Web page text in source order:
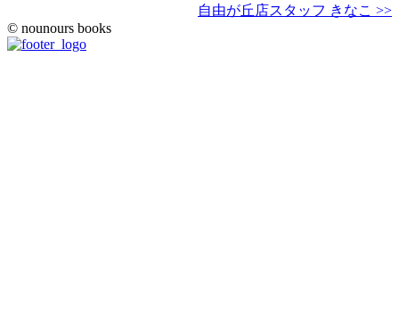
自由が丘店スタッフ きなこ >>
© nounours books